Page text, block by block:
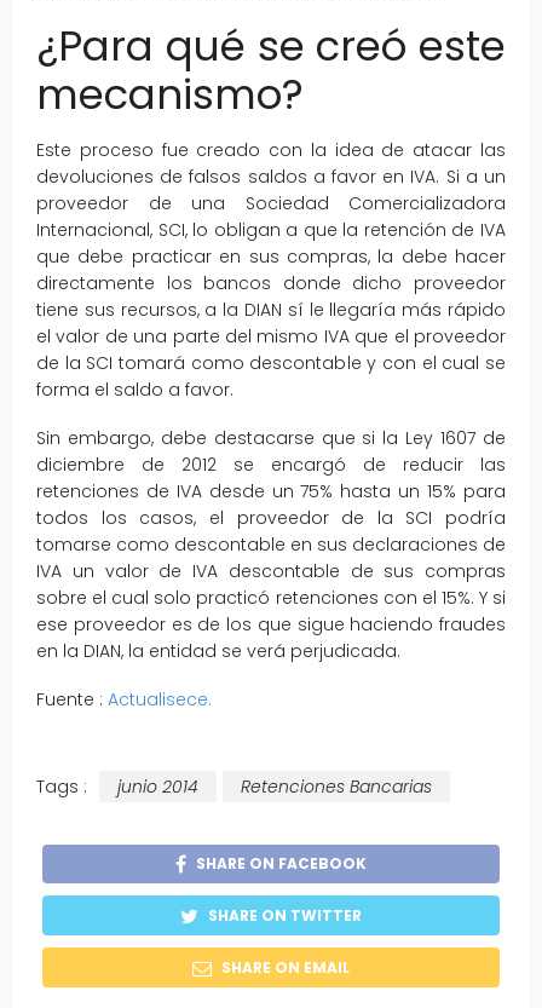
¿Para qué se creó este
mecanismo?
Este proceso fue creado con la idea de atacar las
devoluciones de falsos saldos a favor en IVA. Si a un
proveedor de una Sociedad Comercializadora
Internacional, SCI, lo obligan a que la retención de IVA
que debe practicar en sus compras, la debe hacer
directamente los bancos donde dicho proveedor
tiene sus recursos, a la DIAN sí le llegaría más rápido
el valor de una parte del mismo IVA que el proveedor
de la SCI tomará como descontable y con el cual se
forma el saldo a favor.
Sin embargo, debe destacarse que si la Ley 1607 de
diciembre de 2012 se encargó de reducir las
retenciones de IVA desde un 75% hasta un 15% para
todos los casos, el proveedor de la SCI podría
tomarse como descontable en sus declaraciones de
IVA un valor de IVA descontable de sus compras
sobre el cual solo practicó retenciones con el 15%. Y si
ese proveedor es de los que sigue haciendo fraudes
en la DIAN, la entidad se verá perjudicada.
Fuente : Actualisece.
Tags : junio 2014 Retenciones Bancarias
SHARE ON FACEBOOK
SHARE ON TWITTER
SHARE ON EMAIL